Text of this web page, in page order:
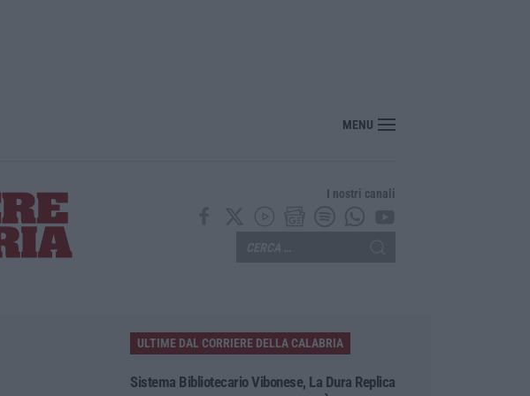
La rivista “America Journals” celebra lo stilista Anton Giulio Grande
MENU
I nostri canali
ULTIME DAL CORRIERE DELLA CALABRIA
Sistema Bibliotecario Vibonese, La Dura Replica